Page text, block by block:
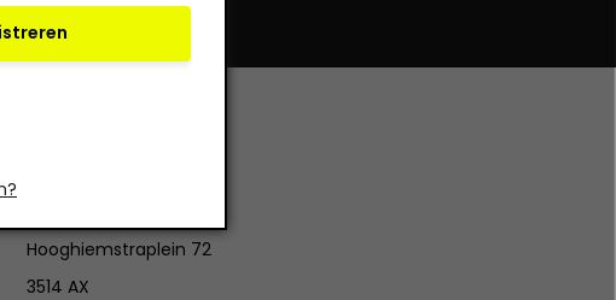
Hooghiemstraplein 72
3514 AX